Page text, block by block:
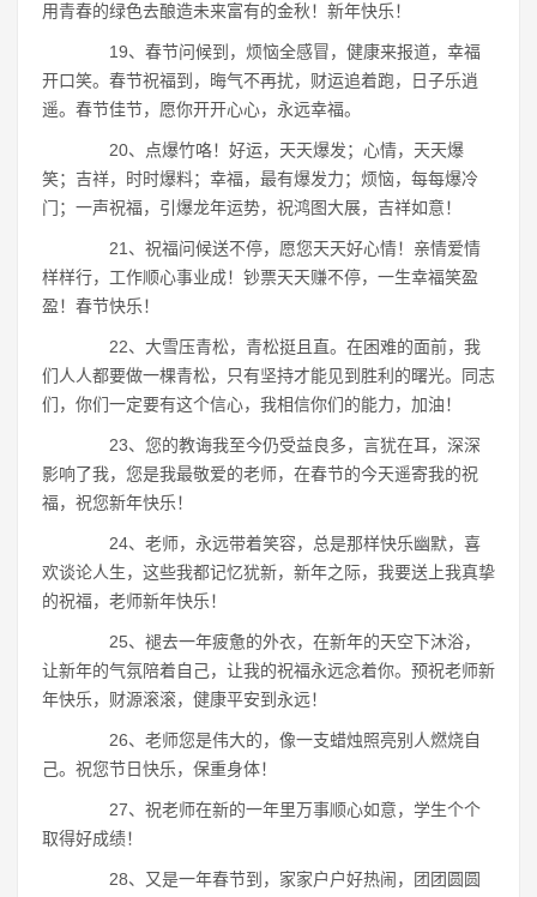
用青春的绿色去酿造未来富有的金秋！新年快乐！
19、春节问候到，烦恼全感冒，健康来报道，幸福
开口笑。春节祝福到，晦气不再扰，财运追着跑，日子乐逍
遥。春节佳节，愿你开开心心，永远幸福。
20、点爆竹咯！好运，天天爆发；心情，天天爆
笑；吉祥，时时爆料；幸福，最有爆发力；烦恼，每每爆冷
门；一声祝福，引爆龙年运势，祝鸿图大展，吉祥如意！
21、祝福问候送不停，愿您天天好心情！亲情爱情
样样行，工作顺心事业成！钞票天天赚不停，一生幸福笑盈
盈！春节快乐！
22、大雪压青松，青松挺且直。在困难的面前，我
们人人都要做一棵青松，只有坚持才能见到胜利的曙光。同志
们，你们一定要有这个信心，我相信你们的能力，加油！
23、您的教诲我至今仍受益良多，言犹在耳，深深
影响了我，您是我最敬爱的老师，在春节的今天遥寄我的祝
福，祝您新年快乐！
24、老师，永远带着笑容，总是那样快乐幽默，喜
欢谈论人生，这些我都记忆犹新，新年之际，我要送上我真挚
的祝福，老师新年快乐！
25、褪去一年疲惫的外衣，在新年的天空下沐浴，
让新年的气氛陪着自己，让我的祝福永远念着你。预祝老师新
年快乐，财源滚滚，健康平安到永远！
26、老师您是伟大的，像一支蜡烛照亮别人燃烧自
己。祝您节日快乐，保重身体！
27、祝老师在新的一年里万事顺心如意，学生个个
取得好成绩！
28、又是一年春节到，家家户户好热闹，团团圆圆